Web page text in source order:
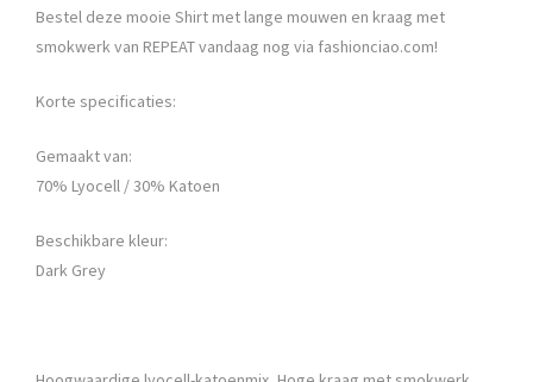
Bestel deze mooie Shirt met lange mouwen en kraag met
smokwerk van REPEAT vandaag nog via fashionciao.com!
Korte specificaties:
Gemaakt van:
70% Lyocell / 30% Katoen
Beschikbare kleur:
Dark Grey